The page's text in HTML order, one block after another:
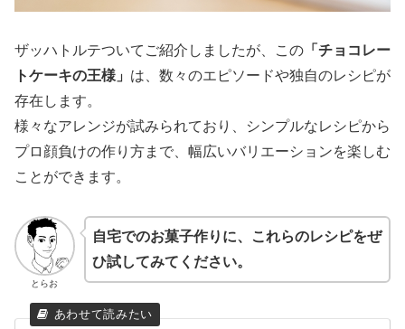
ザッハトルテついてご紹介しましたが、この 「チョコレー
トケーキの王様」 は、数々のエピソードや独自のレシピが
存在します。
様々なアレンジが試みられており、シンプルなレシピから
プロ顔負けの作り方まで、幅広いバリエーションを楽しむ
ことができます。
とらお
自宅でのお菓子作りに、これらのレシピをぜ
ひ試してみてください。